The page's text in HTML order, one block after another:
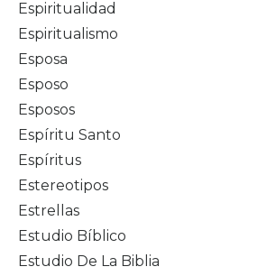
Espiritualidad
Espiritualismo
Esposa
Esposo
Esposos
Espíritu Santo
Espíritus
Estereotipos
Estrellas
Estudio Bíblico
Estudio De La Biblia